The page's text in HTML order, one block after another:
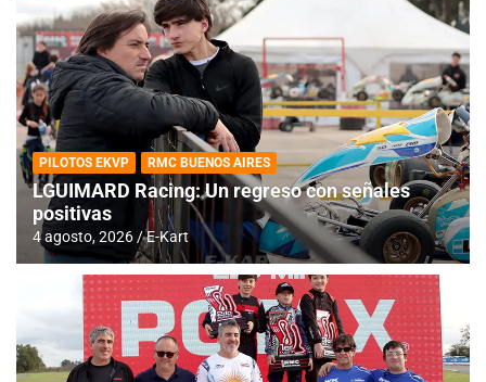
PILOTOS EKVP RMC BUENOS AIRES
LGUIMARD Racing: Un regreso con señales
positivas
4 agosto, 2026 E-Kart